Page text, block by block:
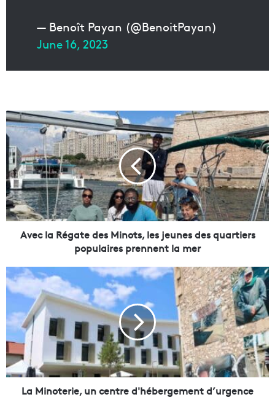
— Benoît Payan (@BenoitPayan)
June 16, 2023
A
v
e
c
a
R
é
g
d
e
s
M
i
n
o
t
s
Avec la Régate des Minots, les jeunes des quartiers
populaires prennent la mer
L
a
n
o
t
e
r
La Minoterie, un centre d'hébergement d’urgence